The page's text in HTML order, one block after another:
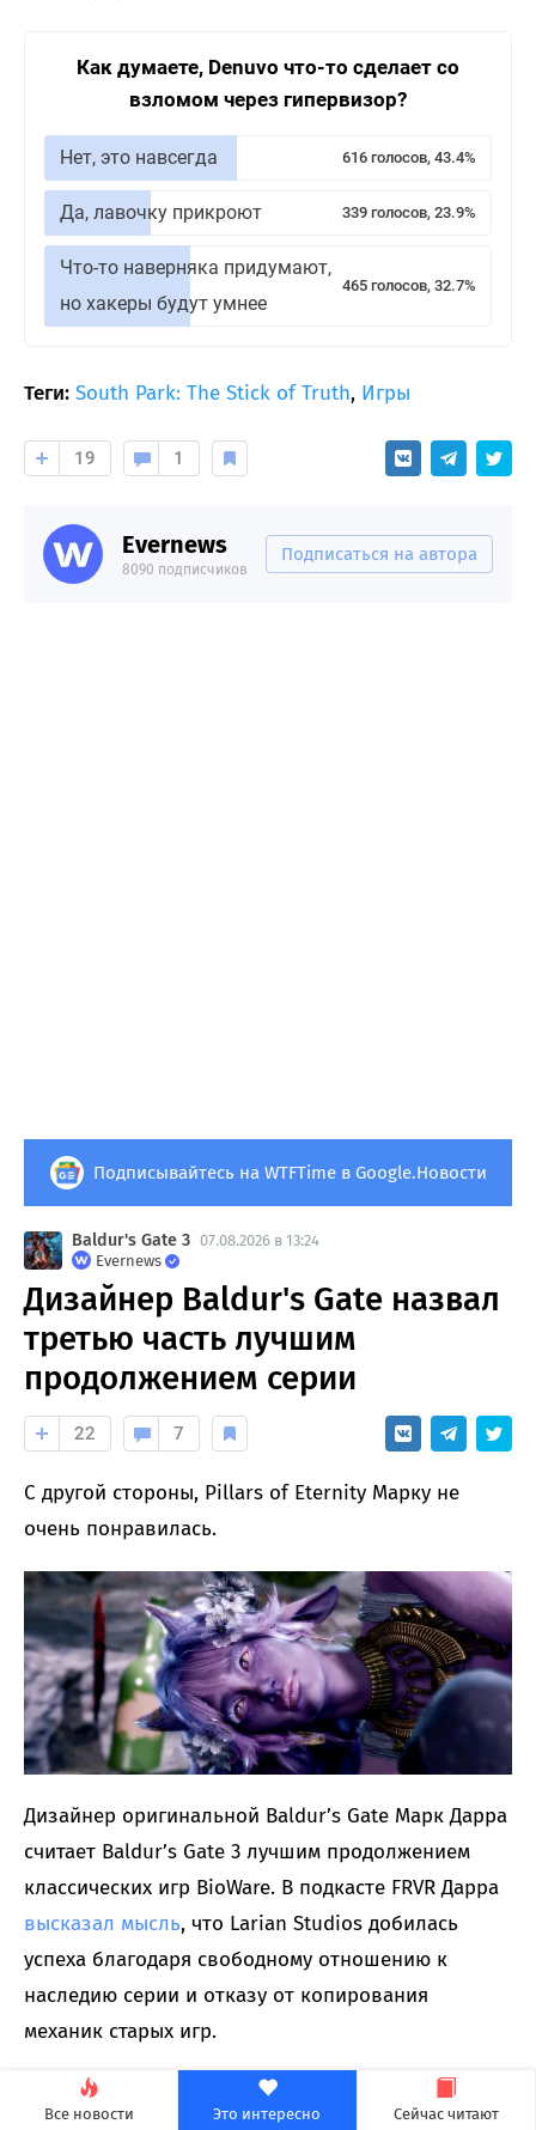
Все новости Это интересно Сейчас читают
Как думаете, Denuvo что-то сделает со
взломом через гипервизор?
Нет, это навсегда 616 голосов, 43.4%
Да, лавочку прикроют 339 голосов, 23.9%
Что-то наверняка придумают,
но хакеры будут умнее
465 голосов, 32.7%
Теги: South Park: The Stick of Truth, Игры
19 1
Evernews
8090 подписчиков
Подписаться на автора
Подписывайтесь на WTFTime в Google.Новости
Baldur's Gate 3 07.08.2026 в 13:24
Evernews
Дизайнер Baldur's Gate назвал
третью часть лучшим
продолжением серии
22 7
С другой стороны, Pillars of Eternity Марку не
очень понравилась.
Дизайнер оригинальной Baldur’s Gate Марк Дарра
считает Baldur’s Gate 3 лучшим продолжением
классических игр BioWare. В подкасте FRVR Дарра
высказал мысль, что Larian Studios добилась
успеха благодаря свободному отношению к
наследию серии и отказу от копирования
механик старых игр.
Между Baldur’s Gate 2 и третьей частью прошло 22